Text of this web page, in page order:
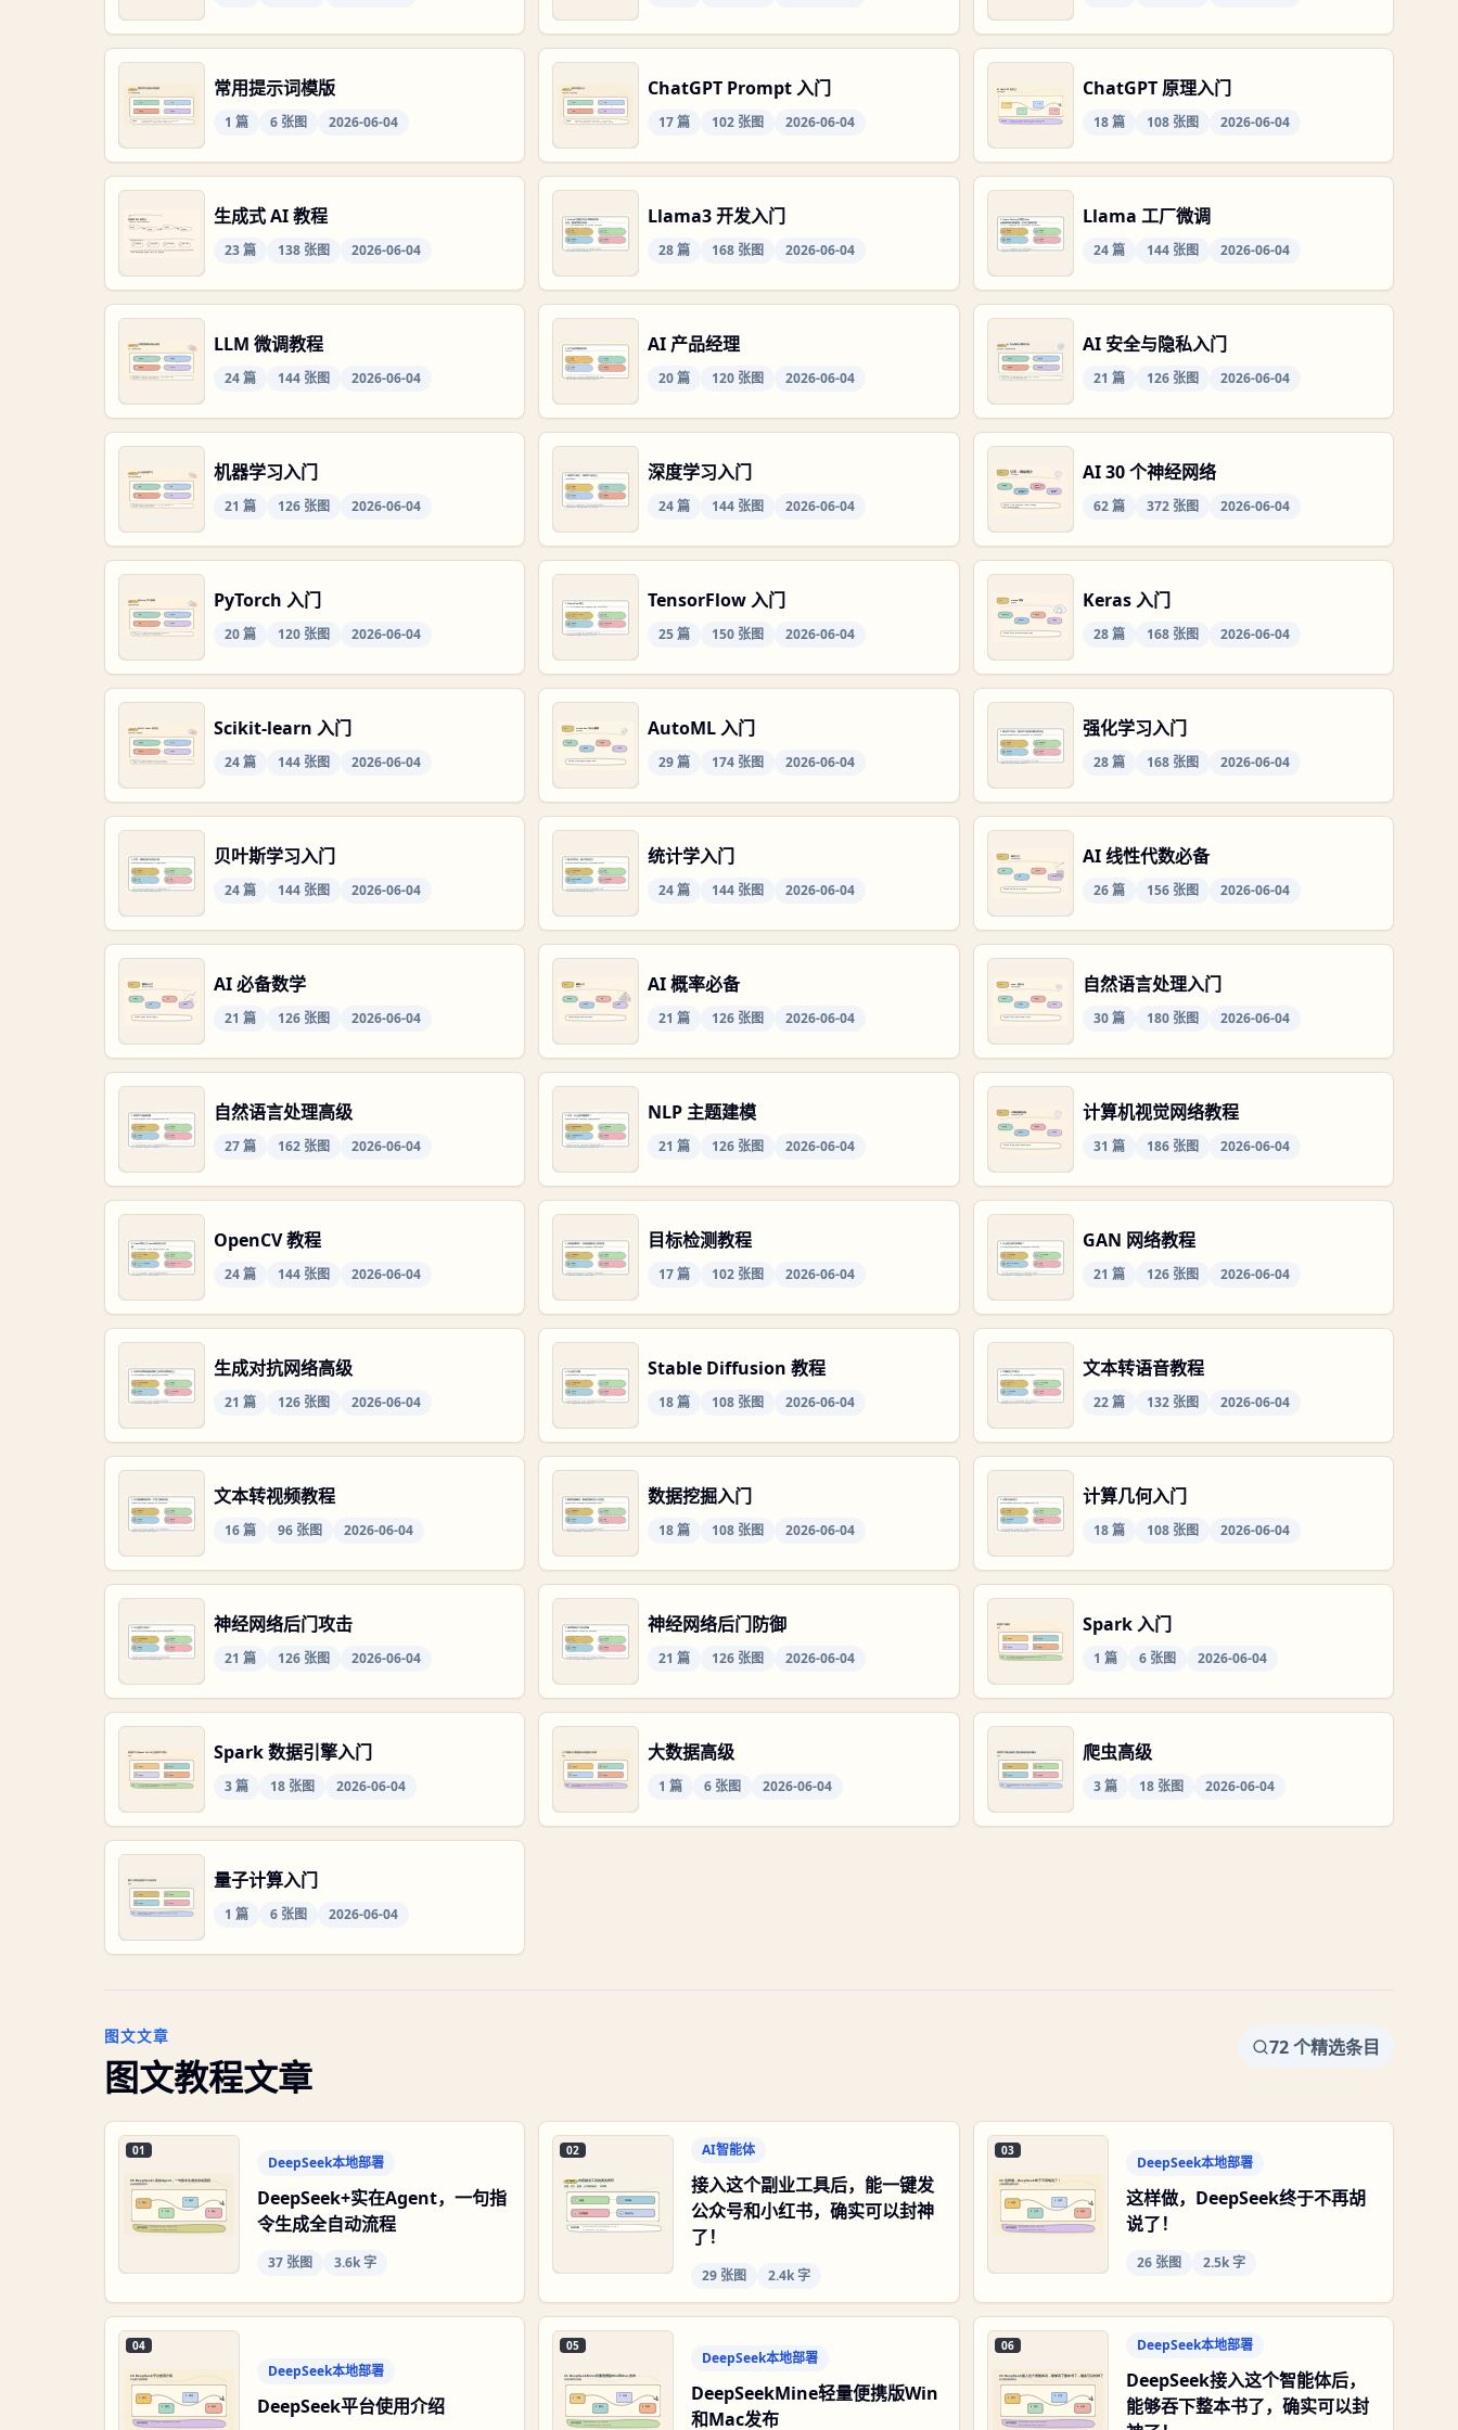
常用提示词模版
1 篇 6 张图 2026-06-04
ChatGPT Prompt 入门
17篇 102 张图 2026-06-04
ChatGPT 原理入门
18篇 108张图 2026-06-04
生成式 AI 教程
23篇 138 张图 2026-06-04
Llama3 开发入门
28篇 168 张图 2026-06-04
Llama 工厂微调
24篇 144张图 2026-06-04
LLM 微调教程
24篇 144 张图 2026-06-04
AI 产品经理
20篇 120 张图 2026-06-04
AI 安全与隐私入门
21 篇 126张图 2026-06-04
机器学习入门
21 篇 126 张图 2026-06-04
深度学习入门
24篇 144 张图 2026-06-04
AI 30 个神经网络
62篇 372张图 2026-06-04
PyTorch 入门
20篇 120 张图 2026-06-04
TensorFlow 入门
25篇 150 张图 2026-06-04
Keras 入门
28篇 168张图 2026-06-04
Scikit-learn 入门
24篇 144 张图 2026-06-04
AutoML 入门
29篇 174 张图 2026-06-04
强化学习入门
28篇 168张图 2026-06-04
贝叶斯学习入门
24篇 144 张图 2026-06-04
统计学入门
24篇 144 张图 2026-06-04
AI 线性代数必备
26篇 156张图 2026-06-04
AI 必备数学
21 篇 126 张图 2026-06-04
AI 概率必备
21 篇 126 张图 2026-06-04
自然语言处理入门
30篇 180张图 2026-06-04
自然语言处理高级
27篇 162 张图 2026-06-04
NLP 主题建模
21 篇 126 张图 2026-06-04
计算机视觉网络教程
31 篇 186张图 2026-06-04
OpenCV 教程
24篇 144 张图 2026-06-04
目标检测教程
17篇 102 张图 2026-06-04
GAN 网络教程
21 篇 126张图 2026-06-04
生成对抗网络高级
21 篇 126 张图 2026-06-04
Stable Diffusion 教程
18篇 108 张图 2026-06-04
文本转语音教程
22篇 132张图 2026-06-04
文本转视频教程
16篇 96 张图 2026-06-04
数据挖掘入门
18篇 108 张图 2026-06-04
计算几何入门
18篇 108张图 2026-06-04
神经网络后门攻击
21 篇 126 张图 2026-06-04
神经网络后门防御
21 篇 126 张图 2026-06-04
Spark 入门
1 篇 6张图 2026-06-04
Spark 数据引擎入门
3篇 18 张图 2026-06-04
大数据高级
1 篇 6 张图 2026-06-04
爬虫高级
3篇 18张图 2026-06-04
量子计算入门
1 篇 6 张图 2026-06-04
图文文章
图文教程文章
72个精选条目
01
DeepSeek本地部署
DeepSeek+实在Agent，一句指
令生成全自动流程
37 张图 3.6k 字
02 AI智能体
接入这个副业工具后，能一键发
公众号和小红书，确实可以封神
了！
29 张图 2.4k 字
03
DeepSeek本地部署
这样做，DeepSeek终于不再胡
说了！
26张图 2.5k 字
04
DeepSeek本地部署
DeepSeek平台使用介绍
05
DeepSeek本地部署
DeepSeekMine轻量便携版Win
和Mac发布
06 DeepSeek本地部署
DeepSeek接入这个智能体后，
能够吞下整本书了，确实可以封